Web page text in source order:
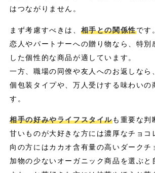
はつながりません。
まず考慮すべきは、 相手との関係性です
恋人やパートナーへの贈り物なら、特別
した個性的な商品が適しています。
一方、職場の同僚や友人へのお返しなら
個包装タイプや、万人受けする味わいの
す。
相手の好みやライフスタイルも重要な判
甘いものが大好きな方には濃厚なチョコ
向の方にはカカオ含有量の高いダークチ
加物の少ないオーガニック商品を選ぶと